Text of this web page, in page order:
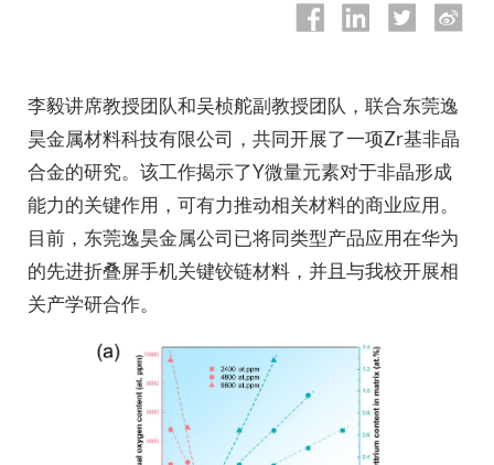
学生生活
新闻及媒体
李毅讲席教授团队和吴桢舵副教授团队，联合东莞逸
昊金属材料科技有限公司，共同开展了一项Zr基非晶
合金的研究。该工作揭示了Y微量元素对于非晶形成
能力的关键作用，可有力推动相关材料的商业应用。
目前，东莞逸昊金属公司已将同类型产品应用在华为
的先进折叠屏手机关键铰链材料，并且与我校开展相
关产学研合作。